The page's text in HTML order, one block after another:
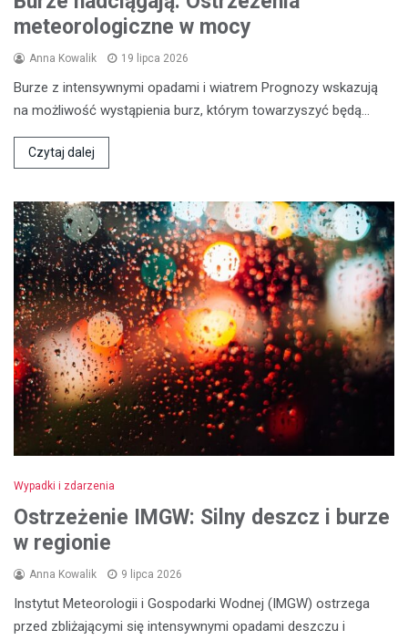
meteorologiczne w mocy
Anna Kowalik 19 lipca 2026
Burze z intensywnymi opadami i wiatrem Prognozy wskazują
na możliwość wystąpienia burz, którym towarzyszyć będą…
Czytaj dalej
Wypadki i zdarzenia
Ostrzeżenie IMGW: Silny deszcz i burze
w regionie
Anna Kowalik 9 lipca 2026
Instytut Meteorologii i Gospodarki Wodnej (IMGW) ostrzega
przed zbliżającymi się intensywnymi opadami deszczu i